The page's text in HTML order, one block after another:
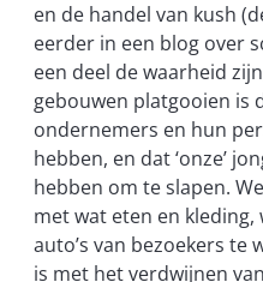
en de handel van kush
eerder in een blog over
een deel de waarheid
gebouwen platgooien is
ondernemers en hun
hebben, en dat ‘onze’
hebben om te slapen.
met wat eten en
auto’s van bezoekers te
is met het verdwijnen